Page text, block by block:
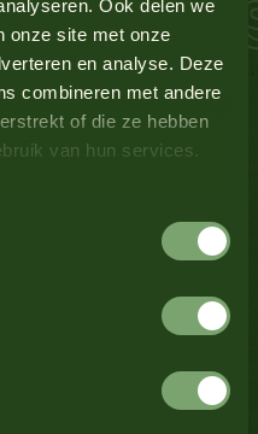
Ook delen we
onze site met onze
en analyse. Deze
combineren met andere
of die ze hebben
van hun services.
Nee
Nee
Nee
Nee
Nee
Bekijk alle producten
Bekijk alle producten
Bekijk alle producten